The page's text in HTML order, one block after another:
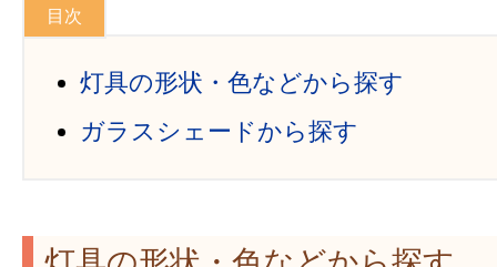
灯具の形状・色などから探す
ガラスシェードから探す